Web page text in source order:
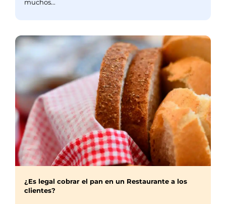
muchos...
¿Es legal cobrar el pan en un Restaurante a los
clientes?